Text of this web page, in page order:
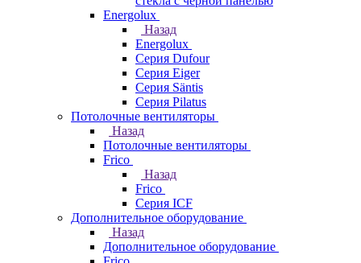
Energolux
Назад
Energolux
Серия Dufour
Серия Eiger
Серия Säntis
Серия Pilatus
Потолочные вентиляторы
Назад
Потолочные вентиляторы
Frico
Назад
Frico
Серия ICF
Дополнительное оборудование
Назад
Дополнительное оборудование